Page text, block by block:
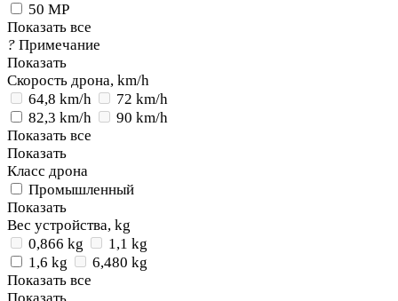
50 MP
Показать все
? Примечание
Показать
Скорость дрона, km/h
64,8 km/h
72 km/h
82,3 km/h
90 km/h
Показать все
Показать
Класс дрона
Промышленный
Показать
Вес устройства, kg
0,866 kg
1,1 kg
1,6 kg
6,480 kg
Показать все